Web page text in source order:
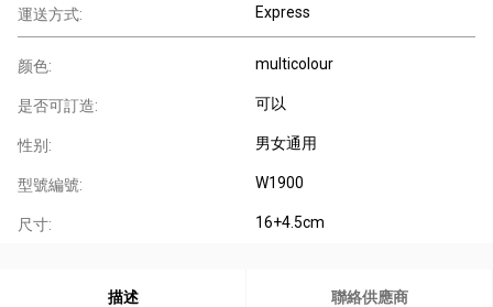
運送方式: Express
颜色: multicolour
是否可訂造: 可以
性别: 男女通用
型號編號: W1900
尺寸: 16+4.5cm
描述 聯絡供應商